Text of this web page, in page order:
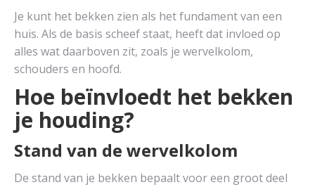
Je kunt het bekken zien als het fundament van een
huis. Als de basis scheef staat, heeft dat invloed op
alles wat daarboven zit, zoals je wervelkolom,
schouders en hoofd.
Hoe beïnvloedt het bekken
je houding?
Stand van de wervelkolom
De stand van je bekken bepaalt voor een groot deel